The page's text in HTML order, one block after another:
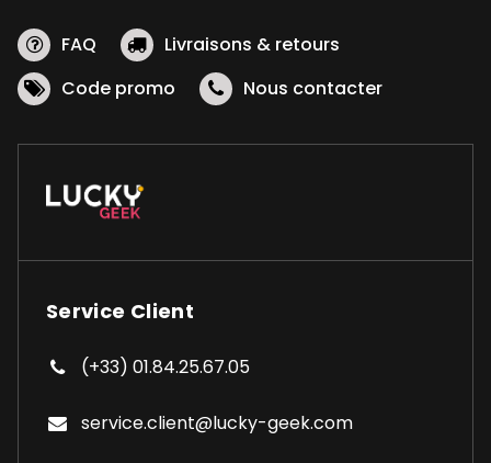
FAQ
Livraisons & retours
Code promo
Nous contacter
Service Client
(+33) 01.84.25.67.05
service.client@lucky-geek.com